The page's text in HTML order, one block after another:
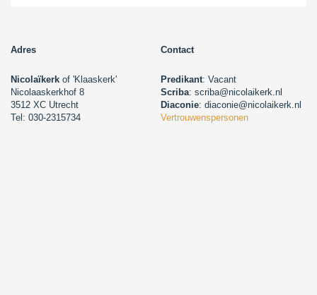
Adres Contact
Nicolaïkerk of 'Klaaskerk'
Nicolaaskerkhof 8
3512 XC Utrecht
Tel: 030-2315734
Predikant: Vacant
Scriba: scriba@nicolaikerk.nl
Diaconie: diaconie@nicolaikerk.nl
Vertrouwenspersonen